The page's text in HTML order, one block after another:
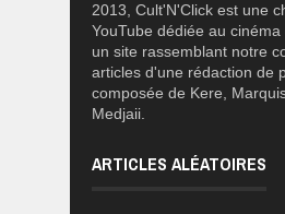
2013, Cult'N'Click est une
YouTube dédiée au
un site rassemblant notre
articles d'une rédaction de
composée de Kere,
Medjaii.
ARTICLES ALÉATOIRES